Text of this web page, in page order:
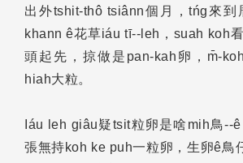
出外tshit-thô tsiânn個月，tńg來
khann ê花草iáu tī--leh，suah koh
頭起先，掠做是pan-kah卵，m̄-
hiah大粒。
Iáu leh giâu疑tsit粒卵是啥mih鳥--
張無持koh ke puh一粒卵，生卵ê鳥